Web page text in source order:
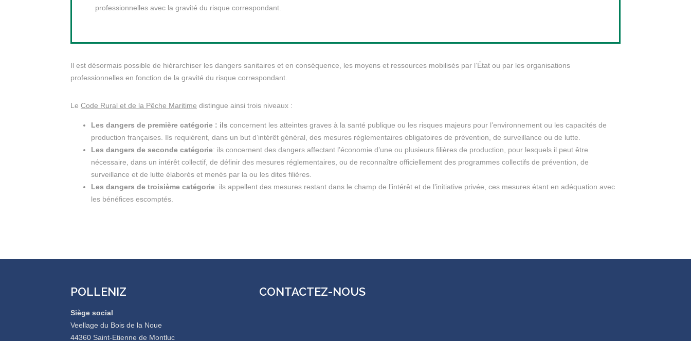
professionnelles avec la gravité du risque correspondant.
Il est désormais possible de hiérarchiser les dangers sanitaires et en conséquence, les moyens et ressources mobilisés par l’État ou par les organisations
professionnelles en fonction de la gravité du risque correspondant.
Le Code Rural et de la Pêche Maritime distingue ainsi trois niveaux :
Les dangers de première catégorie : ils concernent les atteintes graves à la santé publique ou les risques majeurs pour l’environnement ou les capacités de
production françaises. Ils requièrent, dans un but d’intérêt général, des mesures réglementaires obligatoires de prévention, de surveillance ou de lutte.
Les dangers de seconde catégorie: ils concernent des dangers affectant l’économie d’une ou plusieurs filières de production, pour lesquels il peut être
nécessaire, dans un intérêt collectif, de définir des mesures réglementaires, ou de reconnaître officiellement des programmes collectifs de prévention, de
surveillance et de lutte élaborés et menés par la ou les dites filières.
Les dangers de troisième catégorie: ils appellent des mesures restant dans le champ de l’intérêt et de l’initiative privée, ces mesures étant en adéquation avec
les bénéfices escomptés.
POLLENIZ
Siège social
Veellage du Bois de la Noue
44360 Saint-Etienne de Montluc
CONTACTEZ-NOUS